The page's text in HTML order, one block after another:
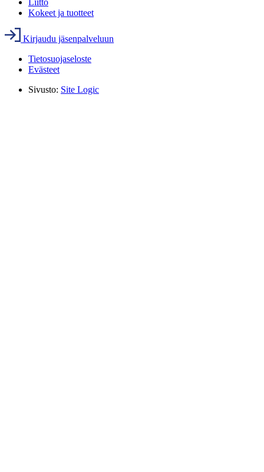
Liitto
Kokeet ja tuotteet
Kirjaudu jäsenpalveluun
Tietosuojaseloste
Evästeet
Sivusto: Site Logic